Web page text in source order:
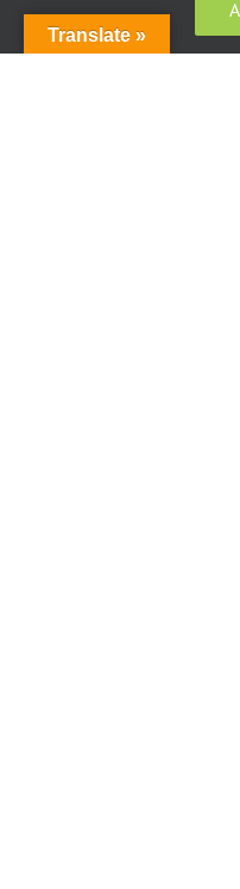
Política de cookies
Translate »